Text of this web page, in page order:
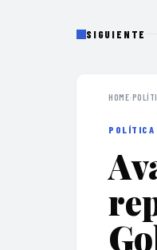
SIGUIENTE
HOME›
POLÍTICA